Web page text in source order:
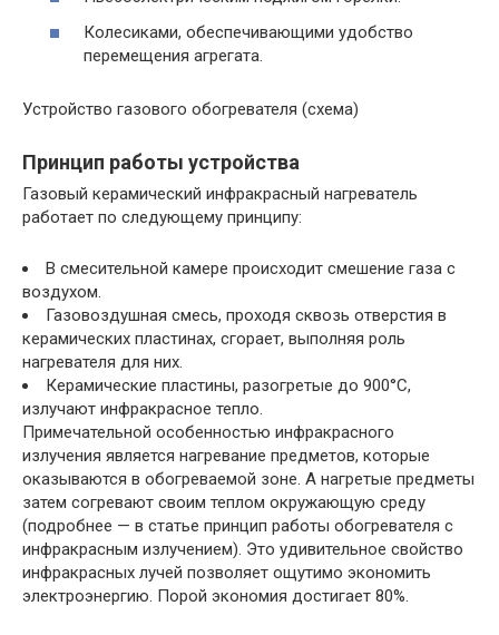
Колесиками, обеспечивающими удобство
перемещения агрегата.
Устройство газового обогревателя (схема)
Принцип работы устройства
Газовый керамический инфракрасный нагреватель
работает по следующему принципу:
В смесительной камере происходит смешение газа с
воздухом.
Газовоздушная смесь, проходя сквозь отверстия в
керамических пластинах, сгорает, выполняя роль
нагревателя для них.
Керамические пластины, разогретые до 900°С,
излучают инфракрасное тепло.
Примечательной особенностью инфракрасного
излучения является нагревание предметов, которые
оказываются в обогреваемой зоне. А нагретые предметы
затем согревают своим теплом окружающую среду
(подробнее — в статье принцип работы обогревателя с
инфракрасным излучением). Это удивительное свойство
инфракрасных лучей позволяет ощутимо экономить
электроэнергию. Порой экономия достигает 80%.